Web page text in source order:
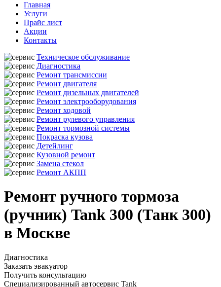
Главная
Услуги
Прайс лист
Акции
Контакты
Техническое обслуживание
Диагностика
Ремонт трансмиссии
Ремонт двигателя
Ремонт дизельных двигателей
Ремонт электрооборудования
Ремонт ходовой
Ремонт рулевого управления
Ремонт тормозной системы
Покраска кузова
Детейлинг
Кузовной ремонт
Замена стекол
Ремонт АКПП
Ремонт ручного тормоза
(ручник) Tank 300 (Танк 300)
в Москве
Диагностика
Заказать эвакуатор
Получить консультацию
Специализированный автосервис Tank